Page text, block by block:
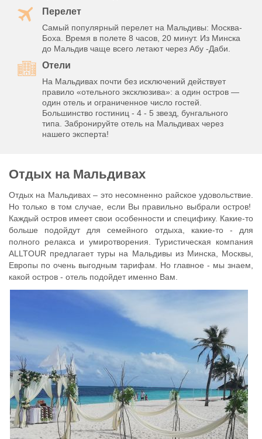
Перелет
Самый популярный перелет на Мальдивы: Москва-
Боха. Время в полете 8 часов, 20 минут. Из Минска
до Мальдив чаще всего летают через Абу -Даби.
Отели
На Мальдивах почти без исключений действует
правило «отельного эксклюзива»: а один остров —
один отель и ограниченное число гостей.
Большинство гостиниц - 4 - 5 звезд, бунгального
типа. Забронируйте отель на Мальдивах через
нашего эксперта!
Отдых на Мальдивах
Отдых на Мальдивах – это несомненно райское удовольствие.
Но только в том случае, если Вы правильно выбрали остров!
Каждый остров имеет свои особенности и специфику. Какие-то
больше подойдут для семейного отдыха, какие-то - для
полного релакса и умиротворения. Туристическая компания
ALLTOUR предлагает туры на Мальдивы из Минска, Москвы,
Европы по очень выгодным тарифам. Но главное - мы знаем,
какой остров - отель подойдет именно Вам.